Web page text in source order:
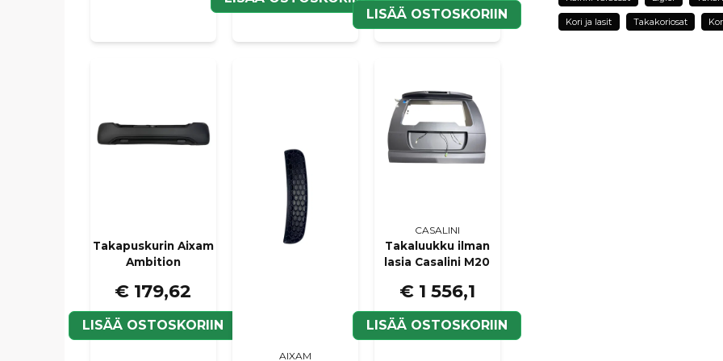
LISÄÄ OSTOSKORIIN
Takapuskurin Aixam
Ambition
€ 179,62
LISÄÄ OSTOSKORIIN
AIXAM
CASALINI
Takaluukku ilman
lasia Casalini M20
€ 1 556,1
LISÄÄ OSTOSKORIIN
Kori ja lasit Takakoriosat